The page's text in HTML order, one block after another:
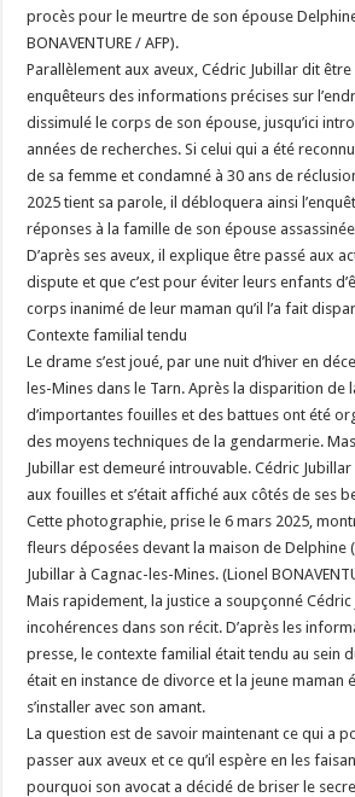
procès pour le meurtre de son épouse
BONAVENTURE / AFP).
Parallèlement aux aveux, Cédric Jubillar dit
enquêteurs des informations précises sur
dissimulé le corps de son épouse, jusqu’ici
années de recherches. Si celui qui a été
de sa femme et condamné à 30 ans de
2025 tient sa parole, il débloquera ainsi
réponses à la famille de son épouse
D’après ses aveux, il explique être passé aux
dispute et que c’est pour éviter leurs enfants
corps inanimé de leur maman qu’il l’a fait
Contexte familial tendu
Le drame s’est joué, par une nuit d’hiver en
les-Mines dans le Tarn. Après la disparition de
d’importantes fouilles et des battues ont été
des moyens techniques de la gendarmerie.
Jubillar est demeuré introuvable. Cédric
aux fouilles et s’était affiché aux côtés de ses
Cette photographie, prise le 6 mars 2025,
fleurs déposées devant la maison de Delphine
Jubillar à Cagnac-les-Mines. (Lionel
Mais rapidement, la justice a soupçonné
incohérences dans son récit. D’après les
presse, le contexte familial était tendu au sein
était en instance de divorce et la jeune maman
s’installer avec son amant.
La question est de savoir maintenant ce qui a
passer aux aveux et ce qu’il espère en les
pourquoi son avocat a décidé de briser le